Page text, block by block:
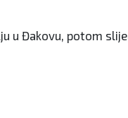
u Đakovu, potom